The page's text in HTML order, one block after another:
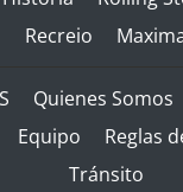
Recreio
Quienes Somos
Equipo
Reglas
Tránsito